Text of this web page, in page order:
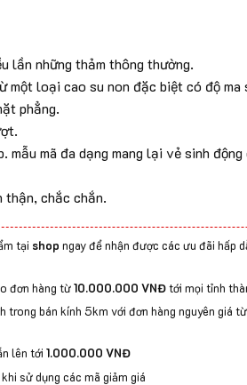
lần những thảm thông thường.
một loại cao su non đặc biệt có độ ma
phẳng.
mẫu mã đa dạng mang lại vẻ sinh động
thận, chắc chắn.
tại shop ngay để nhận được các ưu đãi hấp
đơn hàng từ10.000.000 VNĐtới mọi tỉnh
trong bán kính 5km với đơn hàng nguyên giá từ
lên tới 1.000.000 VNĐ
sử dụng các mã giảm giá